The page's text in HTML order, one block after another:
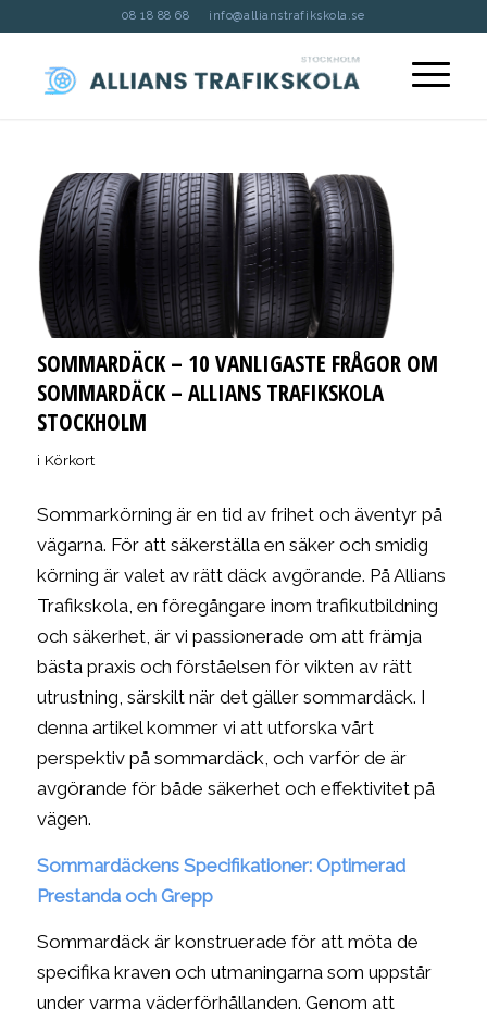
08 18 88 68 info@allianstrafikskola.se
SOMMARDÄCK – 10 VANLIGASTE FRÅGOR OM
SOMMARDÄCK – ALLIANS TRAFIKSKOLA
STOCKHOLM
i Körkort
Sommarkörning är en tid av frihet och äventyr på
vägarna. För att säkerställa en säker och smidig
körning är valet av rätt däck avgörande. På Allians
Trafikskola, en föregångare inom trafikutbildning
och säkerhet, är vi passionerade om att främja
bästa praxis och förståelsen för vikten av rätt
utrustning, särskilt när det gäller sommardäck. I
denna artikel kommer vi att utforska vårt
perspektiv på sommardäck, och varför de är
avgörande för både säkerhet och effektivitet på
vägen.
Sommardäckens Specifikationer: Optimerad
Prestanda och Grepp
Sommardäck är konstruerade för att möta de
specifika kraven och utmaningarna som uppstår
under varma väderförhållanden. Genom att